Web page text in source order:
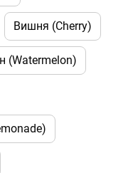
Вишня (Cherry)
(Watermelon)